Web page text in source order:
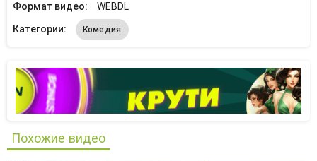
Формат видео:
WEBDL
Категории:
Комедия
Похожие видео